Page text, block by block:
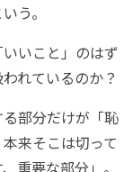
う。
いこと」のはず
れているのか？
部分だけが「恥
来そこは切って
重要な部分」。